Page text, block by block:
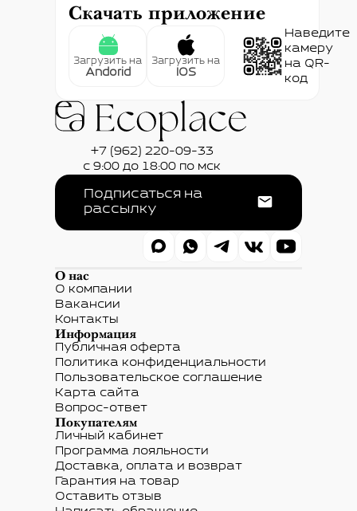
Скачать приложение
Загрузить на
Andorid
Загрузить на
IOS
Наведите
камеру
на QR-
код
+7 (962) 220-09-33
с 9:00 до 18:00 по мск
Подписаться на
рассылку
О нас
О компании
Вакансии
Контакты
Информация
Публичная оферта
Политика конфиденциальности
Пользовательское соглашение
Карта сайта
Вопрос-ответ
Покупателям
Личный кабинет
Программа лояльности
Доставка, оплата и возврат
Гарантия на товар
Оставить отзыв